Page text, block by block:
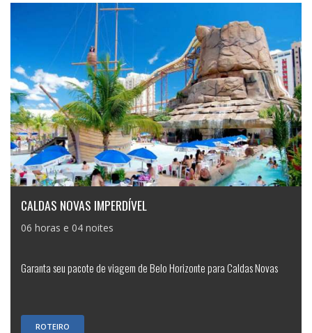
CALDAS NOVAS IMPERDÍVEL
06 horas e 04 noites
Garanta seu pacote de viagem de Belo Horizonte para Caldas Novas
ROTEIRO